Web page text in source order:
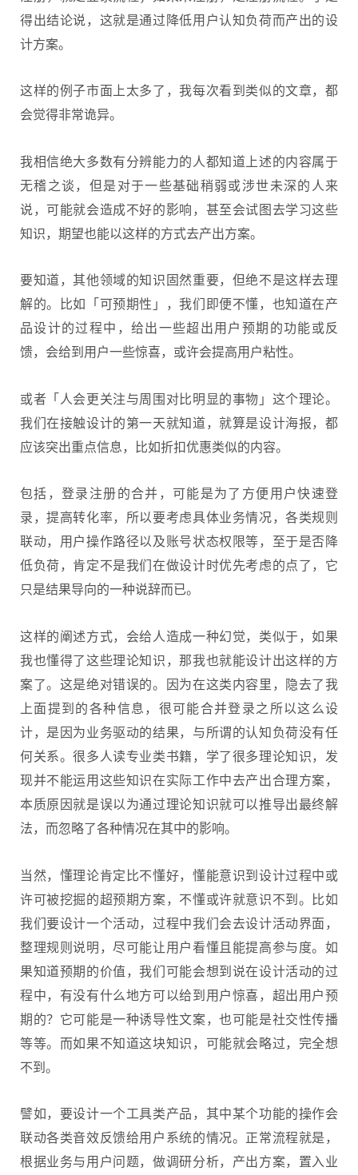
得出结论说，这就是通过降低用户认知负荷而产出的设
计方案。
这样的例子市面上太多了，我每次看到类似的文章，都
会觉得非常诡异。
我相信绝大多数有分辨能力的人都知道上述的内容属于
无稽之谈，但是对于一些基础稍弱或涉世未深的人来
说，可能就会造成不好的影响，甚至会试图去学习这些
知识，期望也能以这样的方式去产出方案。
要知道，其他领域的知识固然重要，但绝不是这样去理
解的。比如「可预期性」，我们即便不懂，也知道在产
品设计的过程中，给出一些超出用户预期的功能或反
馈，会给到用户一些惊喜，或许会提高用户粘性。
或者「人会更关注与周围对比明显的事物」这个理论。
我们在接触设计的第一天就知道，就算是设计海报，都
应该突出重点信息，比如折扣优惠类似的内容。
包括，登录注册的合并，可能是为了方便用户快速登
录，提高转化率，所以要考虑具体业务情况，各类规则
联动，用户操作路径以及账号状态权限等，至于是否降
低负荷，肯定不是我们在做设计时优先考虑的点了，它
只是结果导向的一种说辞而已。
这样的阐述方式，会给人造成一种幻觉，类似于，如果
我也懂得了这些理论知识，那我也就能设计出这样的方
案了。这是绝对错误的。因为在这类内容里，隐去了我
上面提到的各种信息，很可能合并登录之所以这么设
计，是因为业务驱动的结果，与所谓的认知负荷没有任
何关系。很多人读专业类书籍，学了很多理论知识，发
现并不能运用这些知识在实际工作中去产出合理方案，
本质原因就是误以为通过理论知识就可以推导出最终解
法，而忽略了各种情况在其中的影响。
当然，懂理论肯定比不懂好，懂能意识到设计过程中或
许可被挖掘的超预期方案，不懂或许就意识不到。比如
我们要设计一个活动，过程中我们会去设计活动界面，
整理规则说明，尽可能让用户看懂且能提高参与度。如
果知道预期的价值，我们可能会想到说在设计活动的过
程中，有没有什么地方可以给到用户惊喜，超出用户预
期的？它可能是一种诱导性文案，也可能是社交性传播
等等。而如果不知道这块知识，可能就会略过，完全想
不到。
譬如，要设计一个工具类产品，其中某个功能的操作会
联动各类音效反馈给用户系统的情况。正常流程就是，
根据业务与用户问题，做调研分析，产出方案，置入业